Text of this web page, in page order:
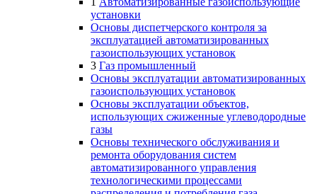
установки
Основы диспетчерского контроля за
эксплуатацией автоматизированных
газоиспользующих установок
3 Газ промышленный
Основы эксплуатации автоматизированных
газоиспользующих установок
Основы эксплуатации объектов,
использующих сжиженные углеводородные
газы
Основы технического обслуживания и
ремонта оборудования систем
автоматизированного управления
технологическими процессами